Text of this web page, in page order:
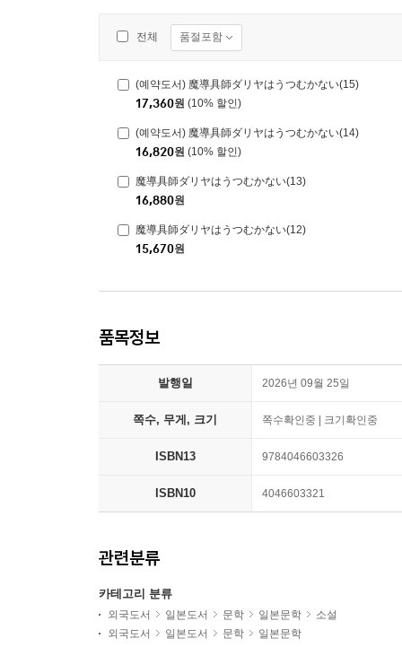
전체 품절포함
(예약도서) 魔導具師ダリヤはうつむかない(15)
17,360원 (10% 할인)
(예약도서) 魔導具師ダリヤはうつむかない(14)
16,820원 (10% 할인)
魔導具師ダリヤはうつむかない(13)
16,880원
魔導具師ダリヤはうつむかない(12)
15,670원
품목정보
발행일 2026년 09월 25일
쪽수, 무게, 크기 쪽수확인중 | 크기확인중
ISBN13 9784046603326
ISBN10 4046603321
관련분류
카테고리 분류
외국도서 일본도서 문학 일본문학
소설
외국도서
일본도서 문학 일본문학